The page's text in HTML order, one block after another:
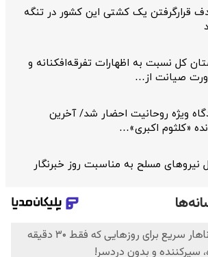
قرارگرفتن یک کشتی این کشور در تنگه
کل نسبت به اظهارات تفرقه‌افکنانه و
صیانت از…
ویژه روحانیت احضار شد/ آخرین
«کلثوم اکبری»…
نیروهای مسلح به مناسبت روز خبرنگار